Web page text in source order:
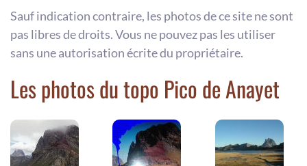
Sauf indication contraire, les photos de ce site ne sont
pas libres de droits. Vous ne pouvez pas les utiliser
sans une autorisation écrite du propriétaire.
Les photos du topo Pico de Anayet